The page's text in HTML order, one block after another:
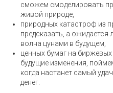
сможем смоделировать
живой природе,
природных катастроф из
предсказать, а ожидается
волна цунами в будущем,
ценных бумаг на
будущие изменения,
когда настанет самый
денег.